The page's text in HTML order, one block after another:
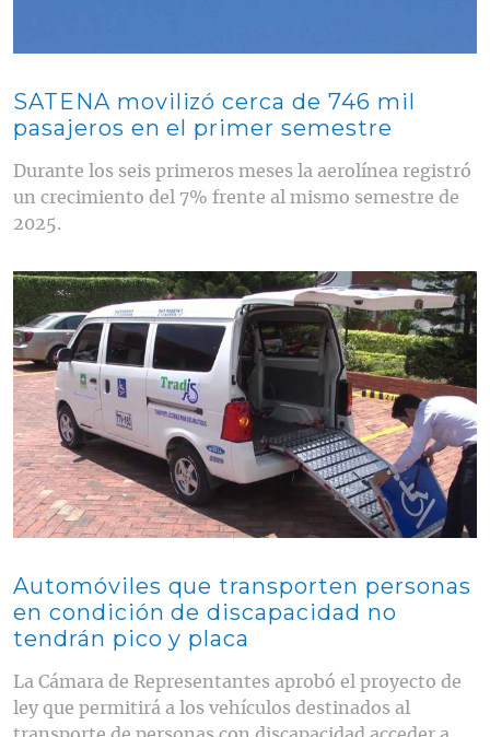
SATENA movilizó cerca de 746 mil
pasajeros en el primer semestre
Durante los seis primeros meses la aerolínea registró
un crecimiento del 7% frente al mismo semestre de
2025.
Contenido multimedia principal
Automóviles que transporten personas
en condición de discapacidad no
tendrán pico y placa
La Cámara de Representantes aprobó el proyecto de
ley que permitirá a los vehículos destinados al